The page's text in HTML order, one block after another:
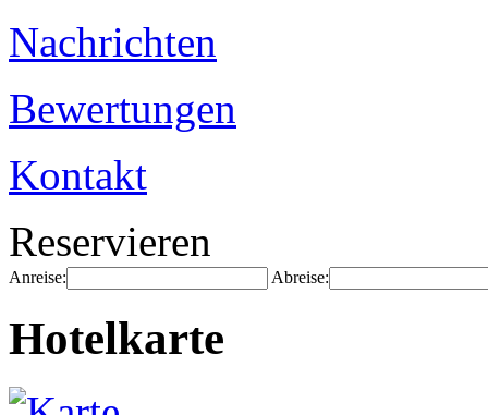
Nachrichten
Bewertungen
Kontakt
Reservieren
Anreise: Abreise:
Hotelkarte